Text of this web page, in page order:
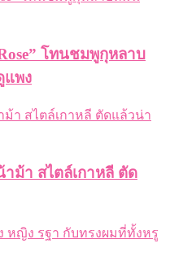
โทนชมพูกุหลาบ
แพง
ม้า สไตล์เกาหลี ตัด